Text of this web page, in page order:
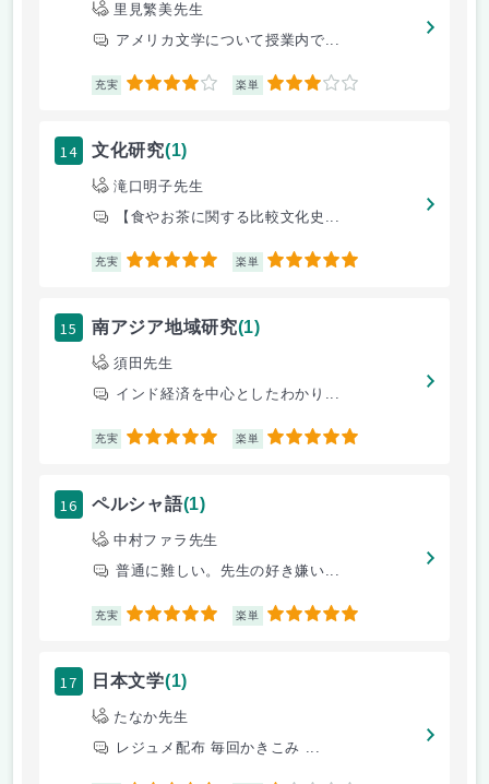
里見繁美先生
アメリカ文学について授業内で...
充実 4 楽単 3
14 文化研究(1)
滝口明子先生
【食やお茶に関する比較文化史...
充実 5 楽単 5
15 南アジア地域研究(1)
須田先生
インド経済を中心としたわかり...
充実 5 楽単 5
16 ペルシャ語(1)
中村ファラ先生
普通に難しい。先生の好き嫌い...
充実 5 楽単 5
17 日本文学(1)
たなか先生
レジュメ配布 毎回かきこみ ...